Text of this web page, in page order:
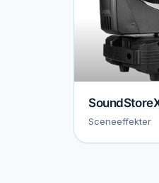
Sceneeffekter